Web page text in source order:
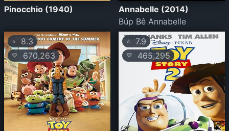
Pinocchio (1940)
Annabelle (2014)
Búp Bê Annabelle
⭐ 8.3
💛 670,263
⭐ 7.9
💛 465,295